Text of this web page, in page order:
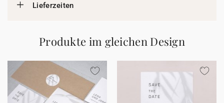
Lieferzeiten
Produkte im gleichen Design